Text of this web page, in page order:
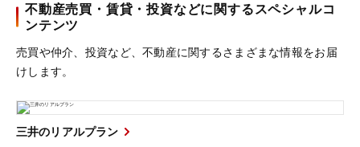
不動産売買・賃貸・投資などに関するスペシャルコ
ンテンツ
売買や仲介、投資など、不動産に関するさまざまな情報をお届
けします。
三井のリアルプラン